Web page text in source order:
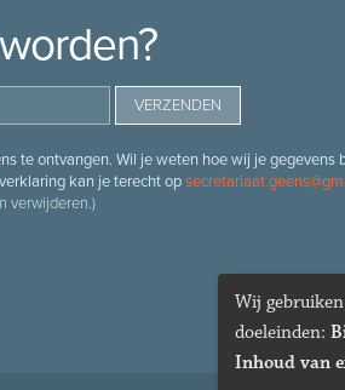
te ontvangen. Wil je weten hoe wij je gegevens
kan je terecht op
verwijderen.)
Wij
doeleinden:
Inhoud van